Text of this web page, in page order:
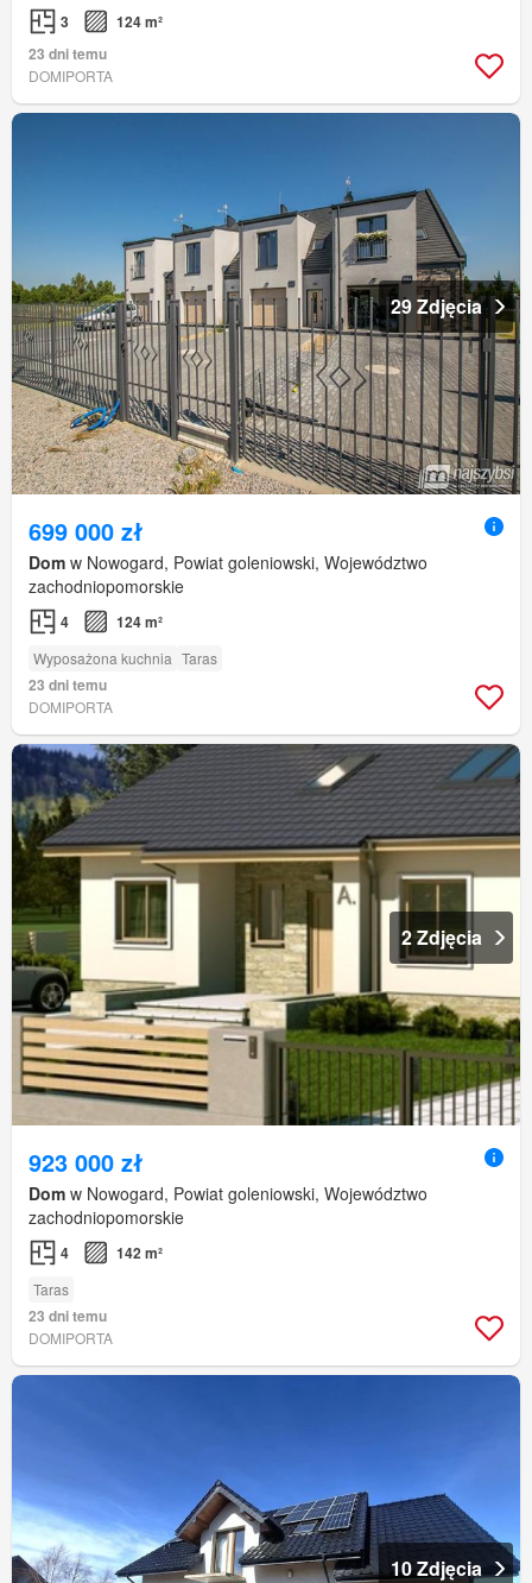
3
124 m²
23 dni temu
DOMIPORTA
29 Zdjęcia
699 000 zł
Dom w Nowogard, Powiat goleniowski, Województwo
zachodniopomorskie
4 124 m²
Wyposażona kuchnia Taras
23 dni temu
DOMIPORTA
2 Zdjęcia
923 000 zł
Dom w Nowogard, Powiat goleniowski, Województwo
zachodniopomorskie
4 142 m²
Taras
23 dni temu
DOMIPORTA
10 Zdjęcia